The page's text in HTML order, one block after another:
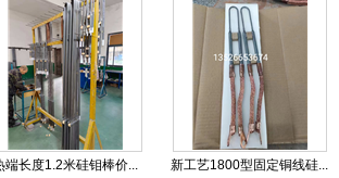
端长度1.2米硅钼棒价... 新工艺1800型固定铜线硅...